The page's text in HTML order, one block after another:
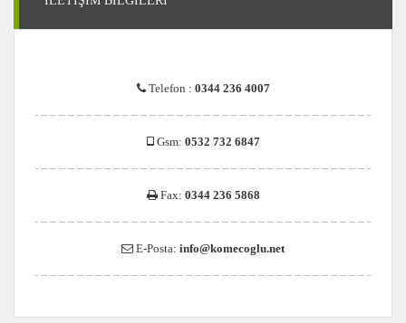
Telefon : 0344 236 4007
Gsm: 0532 732 6847
Fax: 0344 236 5868
E-Posta: info@komecoglu.net